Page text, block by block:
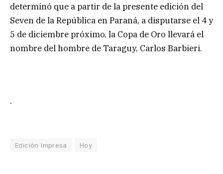
determinó que a partir de la presente edición del
Seven de la República en Paraná, a disputarse el 4 y
5 de diciembre próximo, la Copa de Oro llevará el
nombre del hombre de Taraguy, Carlos Barbieri.
.
Edición Impresa Hoy